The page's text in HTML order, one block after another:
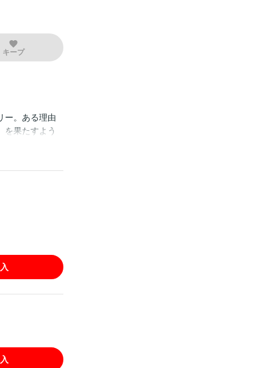
キープ
ー。ある理由
を果たすよう
シーズはそれ